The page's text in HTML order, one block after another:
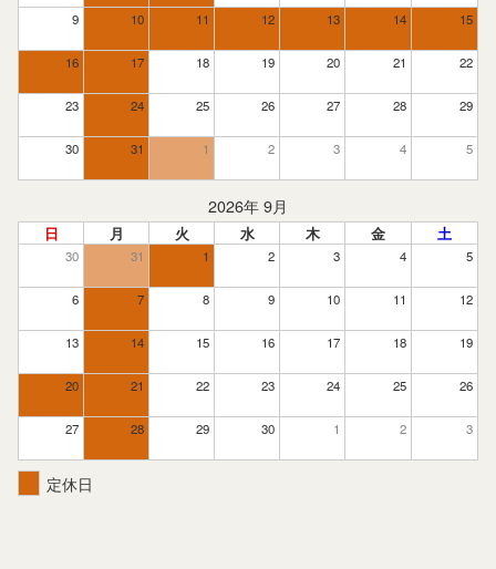
9 10 11 12 13 14 15
16 17 18 19 20 21 22
23 24 25 26 27 28 29
30 31 1 2 3 4 5
2026年 9月
日 月 火 水 木 金 土
30 31 1 2 3 4 5
6 7 8 9 10 11 12
13 14 15 16 17 18 19
20 21 22 23 24 25 26
27 28 29 30 1 2 3
定休日